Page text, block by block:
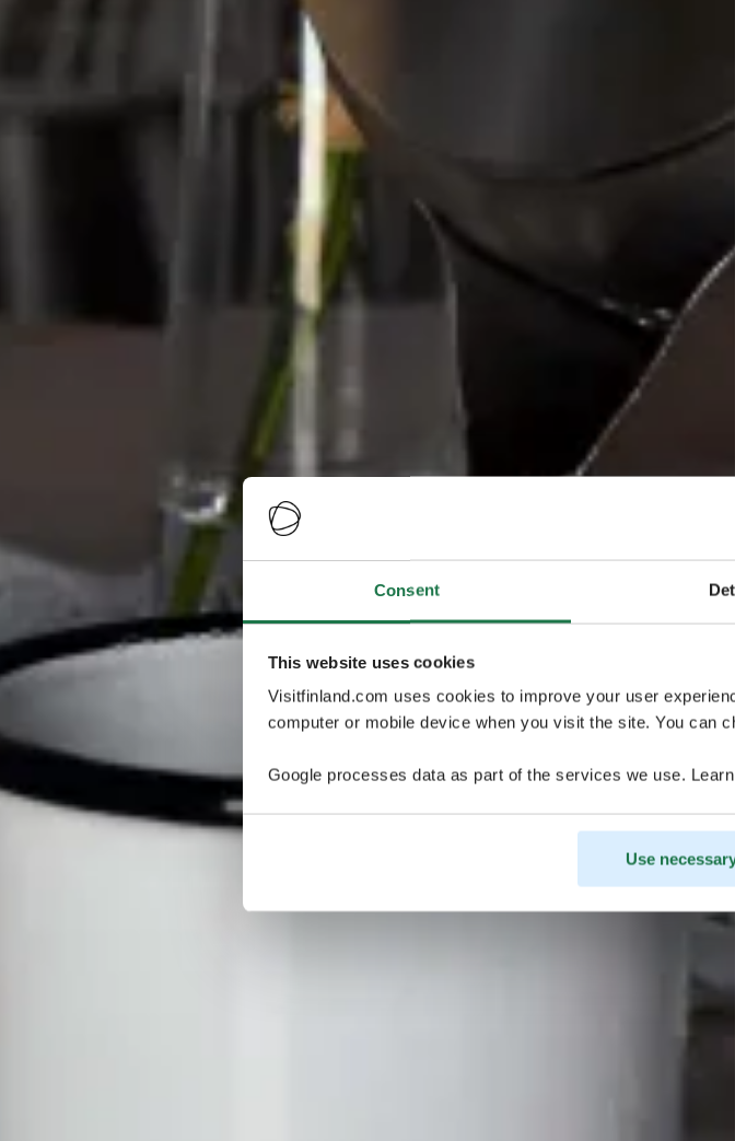
Consent
This website uses cookies
Visitfinland.com uses cookies to improve your user
computer or mobile device when you visit the site. You can
Google processes data as part of the services we use.
Use